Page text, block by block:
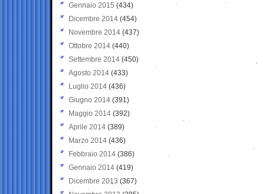
Gennaio 2015 (434)
Dicembre 2014 (454)
Novembre 2014 (437)
Ottobre 2014 (440)
Settembre 2014 (450)
Agosto 2014 (433)
Luglio 2014 (436)
Giugno 2014 (391)
Maggio 2014 (392)
Aprile 2014 (389)
Marzo 2014 (436)
Febbraio 2014 (386)
Gennaio 2014 (419)
Dicembre 2013 (367)